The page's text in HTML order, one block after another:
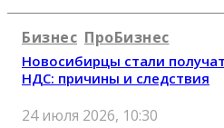
Бизнес ПроБизнес
Новосибирцы стали
НДС: причины и следствия
24 июля 2026, 10:30